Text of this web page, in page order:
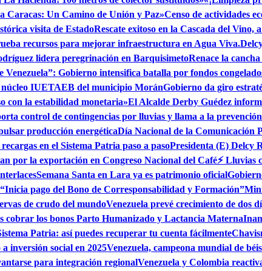
Caracas: Un Camino de Unión y Paz»Censo de actividades
visita de EstadoRescate exitoso en la Cascada del Vino,
recursos para mejorar infraestructura en Agua Viva.
lidera peregrinación en BarquisimetoRenace la
Venezuela”: Gobierno intensifica batalla por fondos
núcleo IUETAEB del municipio MoránGobierno da giro
con la estabilidad monetaria»El Alcalde Derby Guédez
control de contingencias por lluvias y llama a la
producción energéticaDía Nacional de la Comunicación
en el Sistema Patria paso a pasoPresidenta (E) Delcy
por la exportación en Congreso Nacional del Café⚡ Lluvias
Semana Santa en Lara ya es patrimonio oficial
“Inicia pago del Bono de Corresponsabilidad y Formación”
de crudo del mundoVenezuela prevé crecimiento de dos
cobrar los bonos Parto Humanizado y Lactancia Materna
Patria: así puedes recuperar tu cuenta fácilmente
inversión social en 2025Venezuela, campeona mundial de
para integración regionalVenezuela y Colombia